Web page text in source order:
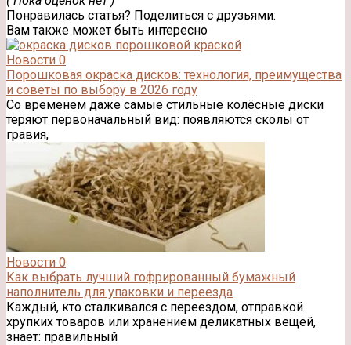
Понравилась статья? Поделиться с друзьями:
Вам также может быть интересно
Новости 0
Порошковая окраска дисков: технология, преимущества
и советы по выбору в 2026 году
Со временем даже самые стильные колёсные диски
теряют первоначальный вид: появляются сколы от
гравия,
Новости 0
Как выбрать лучший гофрированный бумажный
наполнитель для упаковки и переезда
Каждый, кто сталкивался с переездом, отправкой
хрупких товаров или хранением деликатных вещей,
знает: правильный